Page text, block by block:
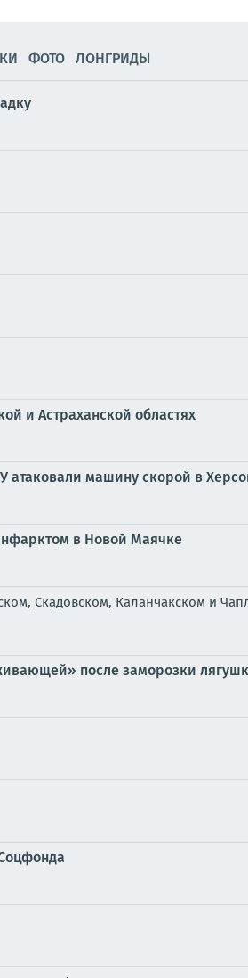
ФОТО ЛОНГРИДЫ
и Астраханской областях
машину скорой в
в Новой Маячке
Скадовском, Каланчакском и
после заморозки